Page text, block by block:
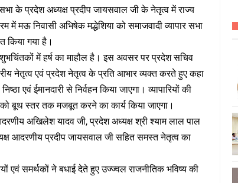
के प्रदेश अध्यक्ष प्रदीप जायसवाल जी के नेतृत्व में राज्य
में मऊ निवासी अभिषेक मद्धेशिया को समाजवादी व्यापार सभा
किया गया है।
में हर्ष का माहौल है। इस अवसर पर प्रदेश सचिव
नेतृत्व एवं प्रदेश नेतृत्व के प्रति आभार व्यक्त करते हुए कहा
एवं ईमानदारी से निर्वहन किया जाएगा। व्यापारियों की
बूथ स्तर तक मजबूत करने का कार्य किया जाएगा।
अखिलेश यादव जी, प्रदेश अध्यक्ष श्री श्याम लाल पाल
आदरणीय प्रदीप जायसवाल जी सहित समस्त नेतृत्व का
एवं समर्थकों ने बधाई देते हुए उज्ज्वल राजनीतिक भविष्य की